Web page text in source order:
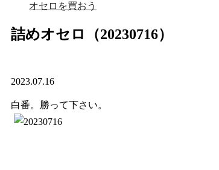
オセロを買おう
詰めオセロ（20230716）
2023.07.16
白番。勝って下さい。